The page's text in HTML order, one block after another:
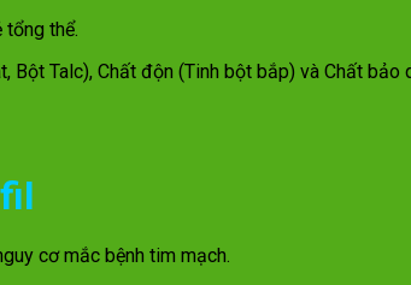
thể.
Bột Talc), Chất độn (Tinh bột bắp) và Chất bảo
cơ mắc bệnh tim mạch.